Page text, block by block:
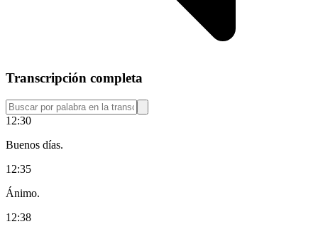
Transcripción completa
12:30
Buenos días.
12:35
Ánimo.
12:38